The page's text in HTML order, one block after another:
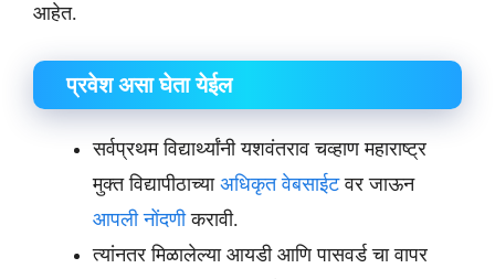
आहेत.
प्रवेश असा घेता येईल
सर्वप्रथम विद्यार्थ्यांनी यशवंतराव चव्हाण महाराष्ट्र
मुक्त विद्यापीठाच्या अधिकृत वेबसाईटवर जाऊन
आपली नोंदणीकरावी.
त्यांनतर मिळालेल्या आयडी आणि पासवर्ड चा वापर